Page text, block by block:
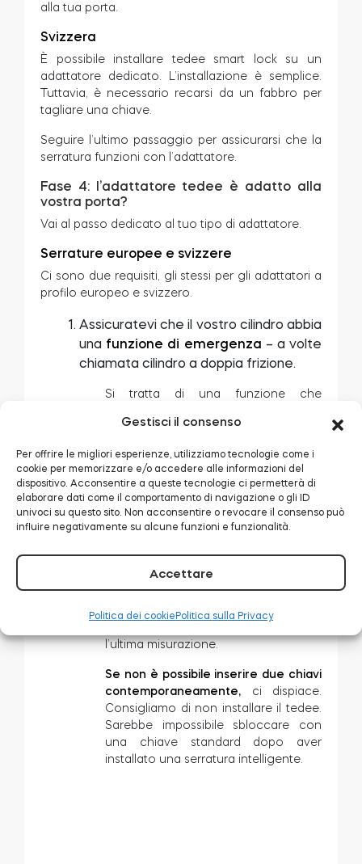
Gestisci il consenso
Per offrire le migliori esperienze, utilizziamo tecnologie come i
cookie per memorizzare e/o accedere alle informazioni del
dispositivo. Acconsentire a queste tecnologie ci permetterà di
elaborare dati come il comportamento di navigazione o gli ID
univoci su questo sito. Non acconsentire o revocare il consenso può
influire negativamente su alcune funzioni e funzionalità.
Accettare
Politica dei cookie Politica sulla Privacy
alla tua porta.
Svizzera
È possibile installare tedee smart lock su un
adattatore dedicato. L’installazione è semplice.
Tuttavia, è necessario recarsi da un fabbro per
tagliare una chiave.
Seguire l’ultimo passaggio per assicurarsi che la
serratura funzioni con l’adattatore.
Fase 4: l’adattatore tedee è adatto alla
vostra porta?
Vai al passo dedicato al tuo tipo di adattatore.
Serrature europee e svizzere
Ci sono due requisiti, gli stessi per gli adattatori a
profilo europeo e svizzero.
Assicuratevi che il vostro cilindro abbia
una funzione di emergenza – a volte
chiamata cilindro a doppia frizione.
Si tratta di una funzione che
all’interno di un cilindro, anche
un altro lato. È fondamentale per
azionare il tedee ed essere
comunque in grado di sbloccare la
porta con una chiave.
funziona in questo modo, inserite le
chiavi contemporaneamente su
entrambi i lati della serratura.Se è
possibile e la rotazione di una chiave
l’ultima misurazione.
Se non è possibile inserire due chiavi
contemporaneamente,
ci dispiace.
Consigliamo di non installare il tedee.
Sarebbe impossibile sbloccare con
una chiave standard dopo aver
installato una serratura intelligente.